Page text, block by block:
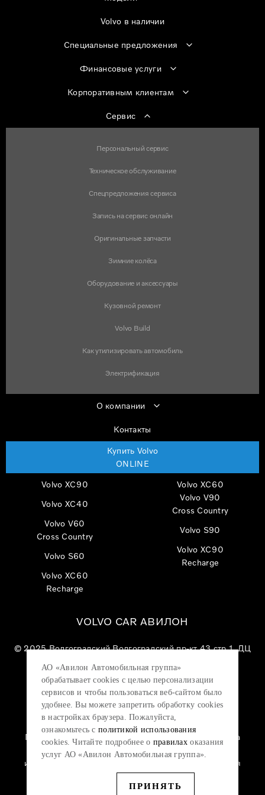
АО «Авилон Автомобильная группа»
обрабатывает cookies с целью персонализации
сервисов и чтобы пользоваться веб-сайтом было
удобнее. Вы можете запретить обработку сookies
в настройках браузера. Пожалуйста,
ознакомьтесь с политикой использования
cookies. Читайте подробнее о правилахоказания
услуг АО «Авилон Автомобильная группа».
ПРИНЯТЬ
Volvo в наличии
Специальные предложения
Финансовые услуги
Корпоративным клиентам
Сервис
Персональный сервис
Техническое обслуживание
Спецпредложения сервиса
Запись на сервис онлайн
Оригинальные запчасти
Зимние колёса
Оборудование и аксессуары
Кузовной ремонт
Volvo Build
Как утилизировать автомобиль
Электрификация
О компании
Контакты
Купить Volvo
ONLINE
Volvo XC90
Volvo XC60
Volvo XC40
Volvo V90
Cross Country
Volvo V60
Cross Country
Volvo S90
Volvo S60
Volvo XC90
Recharge
Volvo XC60
Recharge
VOLVO CAR АВИЛОН
© 2025Волгоградский Волгоградский пр-кт 43 стр 1, ДЦ
АО «Авилон АГ», ОГРН 1027700000151, ИНН
7705133757.
Политика конфиденциальности
Согласие на
обработку персональных данных
использования файлов cookie
Юридическая
информация